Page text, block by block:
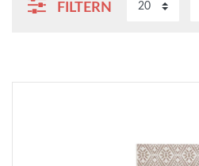
FILTERN